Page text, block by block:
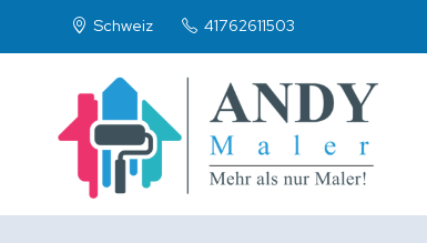
Schweiz 41762611503